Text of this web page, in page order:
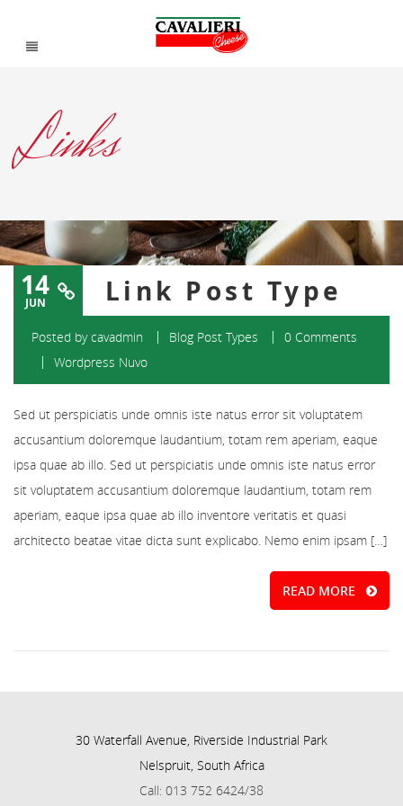
Links
14
JUN Link Post Type
Posted bycavadmin Blog Post Types
0 Comments
Wordpress Nuvo
Sed ut perspiciatis unde omnis iste natus error sit voluptatem
accusantium doloremque laudantium, totam rem aperiam, eaque
ipsa quae ab illo. Sed ut perspiciatis unde omnis iste natus error
sit voluptatem accusantium doloremque laudantium, totam rem
aperiam, eaque ipsa quae ab illo inventore veritatis et quasi
architecto beatae vitae dicta sunt explicabo. Nemo enim ipsam […]
READ MORE
30 Waterfall Avenue, Riverside Industrial Park
Nelspruit, South Africa
Call: 013 752 6424/38